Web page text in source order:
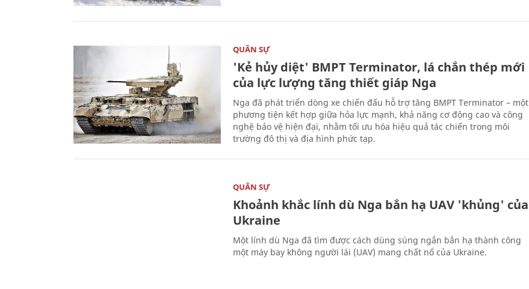
QUÂN SỰ
'Kẻ hủy diệt' BMPT Terminator, lá chắn thép mới
của lực lượng tăng thiết giáp Nga
Nga đã phát triển dòng xe chiến đấu hỗ trợ tăng BMPT Terminator – một
phương tiện kết hợp giữa hỏa lực mạnh, khả năng cơ động cao và công
nghệ bảo vệ hiện đại, nhằm tối ưu hóa hiệu quả tác chiến trong môi
trường đô thị và địa hình phức tạp.
QUÂN SỰ
Khoảnh khắc lính dù Nga bắn hạ UAV 'khủng' của
Ukraine
Một lính dù Nga đã tìm được cách dùng súng ngắn bắn hạ thành công
một máy bay không người lái (UAV) mang chất nổ của Ukraine.